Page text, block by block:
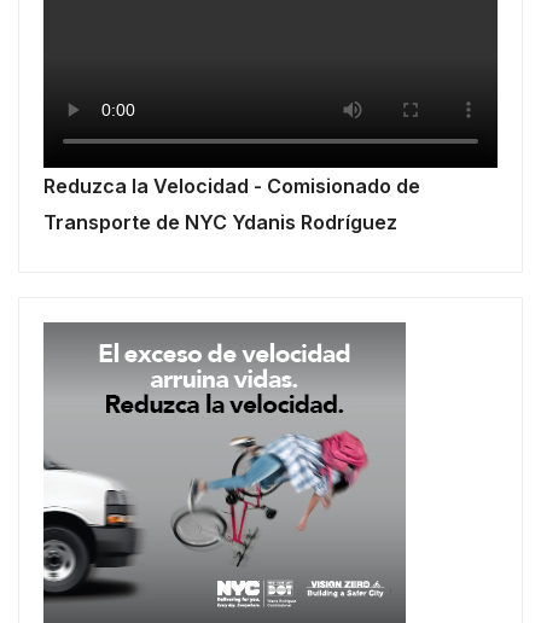
Reduzca la Velocidad - Comisionado de
Transporte de NYC Ydanis Rodríguez